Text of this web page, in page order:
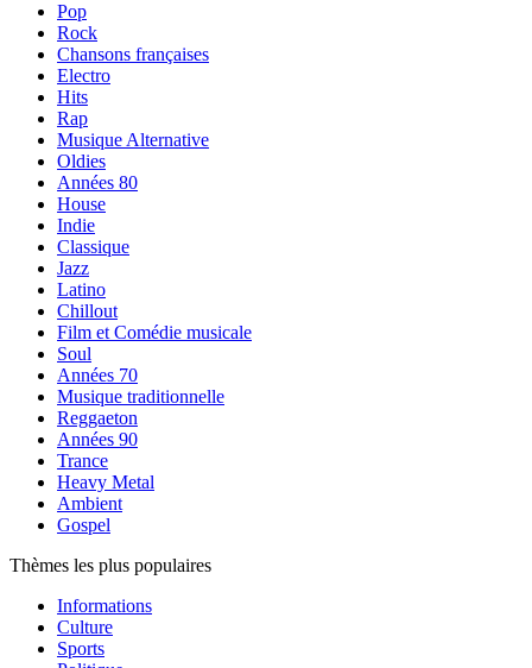
Pop
Rock
Chansons françaises
Electro
Hits
Rap
Musique Alternative
Oldies
Années 80
House
Indie
Classique
Jazz
Latino
Chillout
Film et Comédie musicale
Soul
Années 70
Musique traditionnelle
Reggaeton
Années 90
Trance
Heavy Metal
Ambient
Gospel
Thèmes les plus populaires
Informations
Culture
Sports